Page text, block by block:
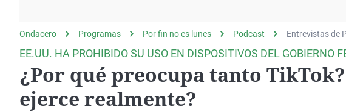
gato
Negra
Ondacero Programas Por fin no es lunes Podcast Entrevistas de
EE.UU. HA PROHIBIDO SU USO EN DISPOSITIVOS DEL GOBIERNO
¿Por qué preocupa tanto
ejerce realmente?